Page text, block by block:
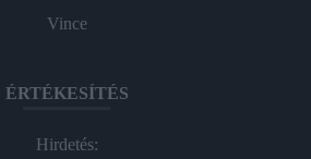
Vince
ÉRTÉKESÍTÉS
Hirdetés: